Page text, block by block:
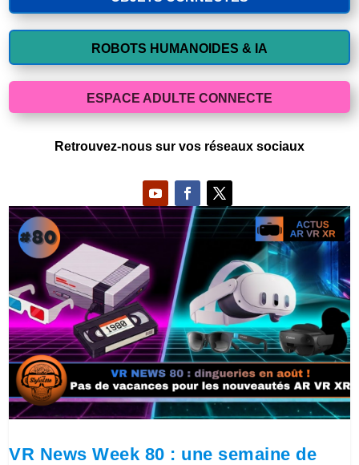
ROBOTS HUMANOIDES & IA
ESPACE ADULTE CONNECTE
Retrouvez-nous sur vos réseaux sociaux
VR News Week 80 : une semaine de